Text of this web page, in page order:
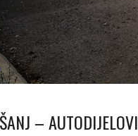
– AUTODIJELOVI